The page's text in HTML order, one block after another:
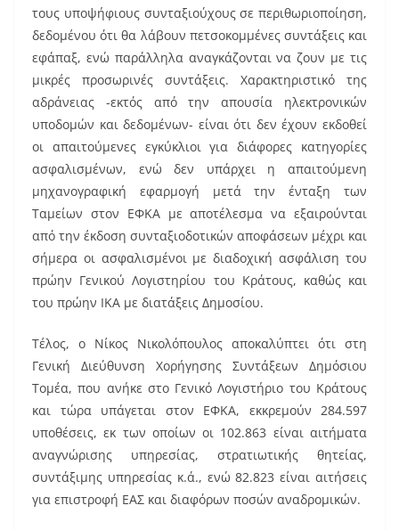
τους υποψήφιους συνταξιούχους σε περιθωριοποίηση,
δεδομένου ότι θα λάβουν πετσοκομμένες συντάξεις και
εφάπαξ, ενώ παράλληλα αναγκάζονται να ζουν με τις
μικρές προσωρινές συντάξεις. Χαρακτηριστικό της
αδράνειας -εκτός από την απουσία ηλεκτρονικών
υποδομών και δεδομένων- είναι ότι δεν έχουν εκδοθεί
οι απαιτούμενες εγκύκλιοι για διάφορες κατηγορίες
ασφαλισμένων, ενώ δεν υπάρχει η απαιτούμενη
μηχανογραφική εφαρμογή μετά την ένταξη των
Ταμείων στον ΕΦΚΑ με αποτέλεσμα να εξαιρούνται
από την έκδοση συνταξιοδοτικών αποφάσεων μέχρι και
σήμερα οι ασφαλισμένοι με διαδοχική ασφάλιση του
πρώην Γενικού Λογιστηρίου του Κράτους, καθώς και
του πρώην ΙΚΑ με διατάξεις Δημοσίου.
Τέλος, ο Νίκος Νικολόπουλος αποκαλύπτει ότι στη
Γενική Διεύθυνση Χορήγησης Συντάξεων Δημόσιου
Τομέα, που ανήκε στο Γενικό Λογιστήριο του Κράτους
και τώρα υπάγεται στον ΕΦΚΑ, εκκρεμούν 284.597
υποθέσεις, εκ των οποίων οι 102.863 είναι αιτήματα
αναγνώρισης υπηρεσίας, στρατιωτικής θητείας,
συντάξιμης υπηρεσίας κ.ά., ενώ 82.823 είναι αιτήσεις
για επιστροφή ΕΑΣ και διαφόρων ποσών αναδρομικών.